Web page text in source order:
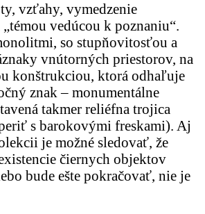
vzťahy, vymedzenie
vedúcou k poznaniu“.
so stupňovitosťou a
vnútorných priestorov, na
konštrukciou, ktorá odhaľuje
znak – monumentálne
takmer reliéfna trojica
s barokovými freskami). Aj
je možné sledovať, že
čiernych objektov
bude ešte pokračovať, nie je